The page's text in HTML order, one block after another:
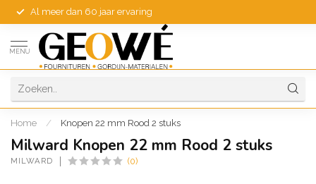
Al meer dan 60 jaar ervaring
MENU
Home / Knopen 22 mm Rood 2 stuks
Milward Knopen 22 mm Rood 2 stuks
MILWARD (0)